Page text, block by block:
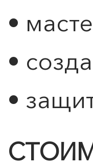
•
•
•
Берлинской